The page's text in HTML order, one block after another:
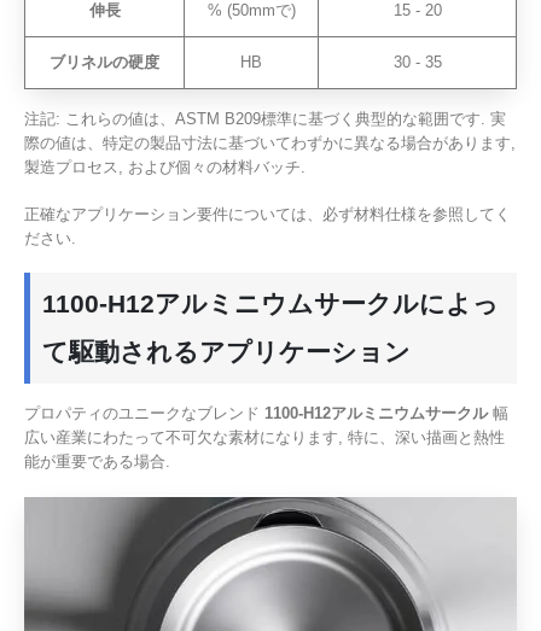
伸長 % (50mmで) 15 - 20
ブリネルの硬度 HB 30 - 35
注記: これらの値は、ASTM B209標準に基づく典型的な範囲です. 実
際の値は、特定の製品寸法に基づいてわずかに異なる場合があります,
製造プロセス, および個々の材料バッチ.
正確なアプリケーション要件については、必ず材料仕様を参照してく
ださい.
1100-H12アルミニウムサークルによっ
て駆動されるアプリケーション
プロパティのユニークなブレンド 1100-H12アルミニウムサークル幅
広い産業にわたって不可欠な素材になります, 特に、深い描画と熱性
能が重要である場合.